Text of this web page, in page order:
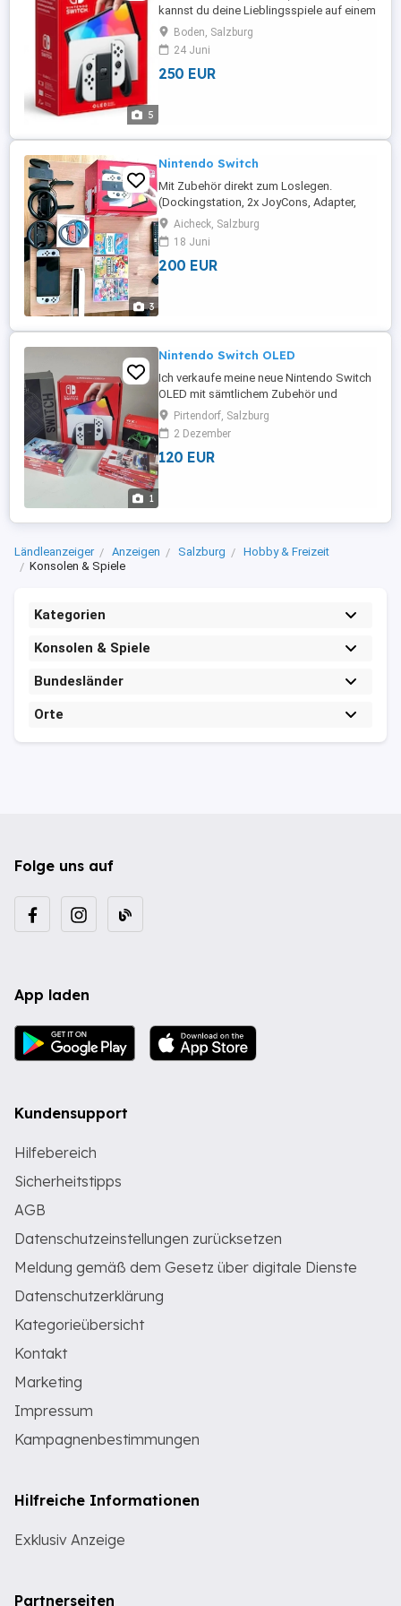
5
kannst du deine Lieblingsspiele auf einem
brillanten 7-Zoll-OLED-Bildschirm spielen
wann, wo und mit wem du willst. [1, 2, 3]
Boden, Salzburg
24 Juni
250 EUR
3
Nintendo Switch
Mit Zubehör direkt zum Loslegen.
(Dockingstation, 2x JoyCons, Adapter,
HDMI-Kabel). Nintendo Switch Konsole in
Grau mit oder ohne OVP bzw. mit oder
ohne Spiel. Nintendo Switch Konsole in
Rot Blau mit oder ohne OVP bzw.
Aicheck, Salzburg
18 Juni
200 EUR
1
Nintendo Switch OLED
Ich verkaufe meine neue Nintendo Switch
OLED mit sämtlichem Zubehör und
mehreren Spielen in einwandfreiem
Zustand
Pirtendorf, Salzburg
2 Dezember
120 EUR
Ländleanzeiger Anzeigen Salzburg
Hobby & Freizeit
Konsolen & Spiele
Kategorien
Konsolen & Spiele
Bundesländer
Orte
Folge uns auf
App laden
Kundensupport
Hilfebereich
Sicherheitstipps
AGB
Datenschutzeinstellungen zurücksetzen
Meldung gemäß dem Gesetz über digitale Dienste
Datenschutzerklärung
Kategorieübersicht
Kontakt
Marketing
Impressum
Kampagnenbestimmungen
Hilfreiche Informationen
Exklusiv Anzeige
Partnerseiten